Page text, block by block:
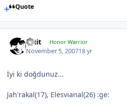
Quote
Pixit Honor Warrior
November 5, 200718 yr
İyi ki doğdunuz...
Jah'rakal(17), Elesvianal(26) :ge: